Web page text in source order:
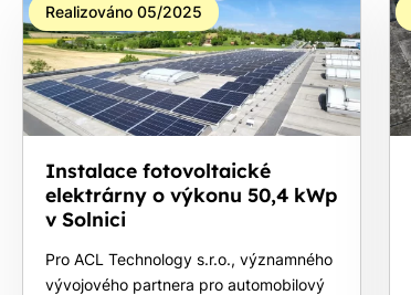
Realizováno 05/2025
Instalace fotovoltaické
elektrárny o výkonu 50,4 kWp
v Solnici
Pro ACL Technology s.r.o., významného
vývojového partnera pro automobilový